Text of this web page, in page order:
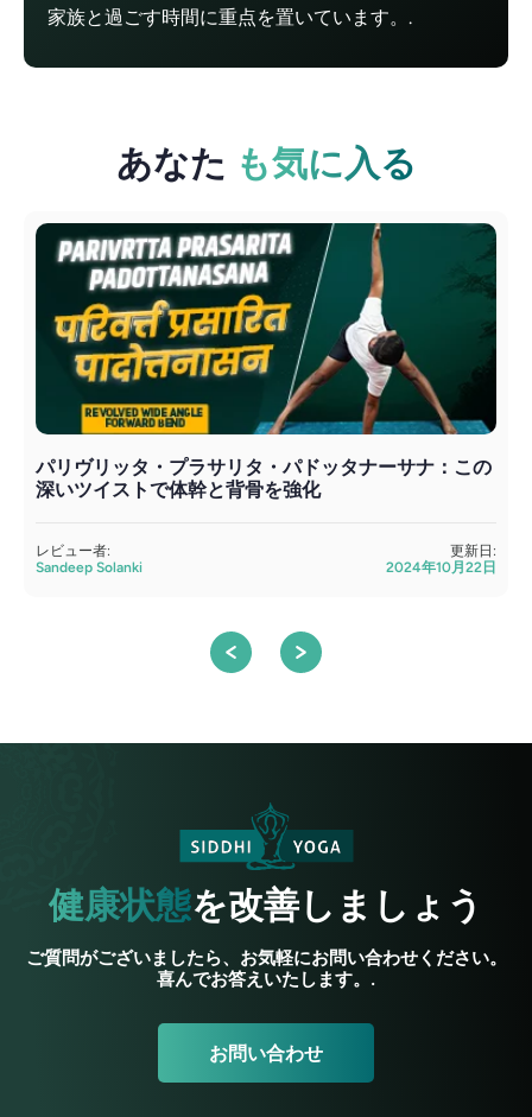
家族と過ごす時間に重点を置いています。.
あなた も気に入る
パリヴリッタ・プラサリタ・パドッタナーサナ：この
深いツイストで体幹と背骨を強化
レビュー者:
Sandeep Solanki
更新日:
2024年10月22日
健康状態を改善しましょう
ご質問がございましたら、お気軽にお問い合わせください。
喜んでお答えいたします。.
お問い合わせ